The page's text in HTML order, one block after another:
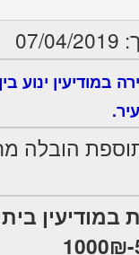
800₪ תוספת
במודיעין